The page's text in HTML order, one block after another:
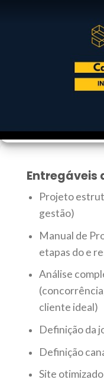
Entregáveis
Projeto
gestão)
Manual de
etapas do e
Análise
cliente ideal)
Definição da
Definição
Site otimizado